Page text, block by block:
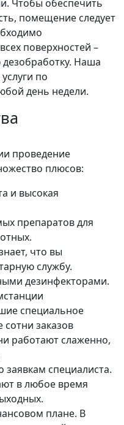
Чтобы обеспечить
помещение следует
поверхностей –
Наша
по
день недели.
проведение
плюсов:
и высокая
препаратов для
что вы
службу.
дезинфекторами.
специальное
заказов
работают слаженно,
специалиста.
в любое время
плане. В